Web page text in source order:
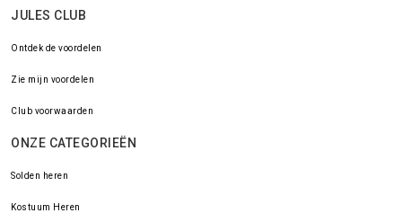
JULES CLUB
Ontdek de voordelen
Zie mijn voordelen
Club voorwaarden
ONZE CATEGORIEËN
Solden heren
Kostuum Heren